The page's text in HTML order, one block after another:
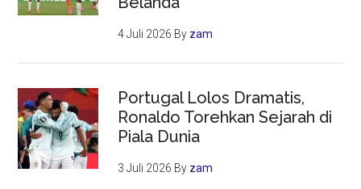
4 Juli 2026 By zam
Portugal Lolos Dramatis,
Ronaldo Torehkan Sejarah di
Piala Dunia
3 Juli 2026 By zam